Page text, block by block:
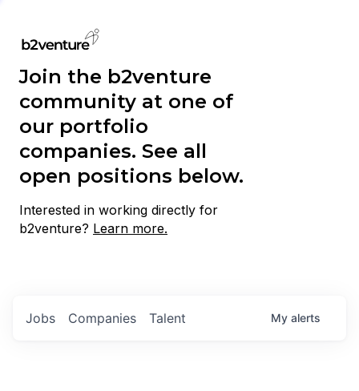
Join the b2venture
community at one of
our portfolio
companies. See all
open positions below.
Interested in working directly for
b2venture? Learn more.
Jobs Companies Talent My alerts